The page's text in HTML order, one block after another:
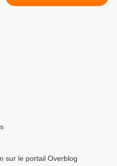
semestre 2012 sur M 6 >
sur le portail Overblog